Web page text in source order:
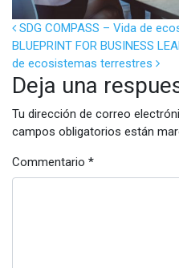
POST
SDG COMPASS – Vida de
BLUEPRINT FOR BUSINESS
de ecosistemas terrestres
Deja una
Tu dirección de correo
campos obligatorios están
Commentario *